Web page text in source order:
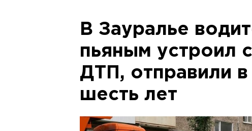
В Зауралье
пьяным устроил
ДТП, отправили
шесть лет